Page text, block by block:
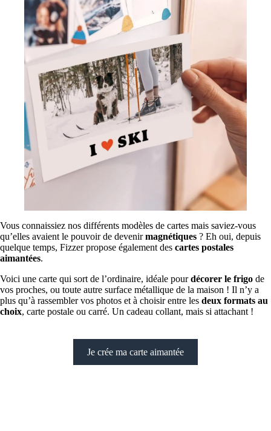
Vous connaissiez nos différents modèles de cartes mais saviez-vous
qu’elles avaient le pouvoir de devenirmagnétiques ? Eh oui, depuis
quelque temps, Fizzer propose également des cartes postales
aimantées.
Voici une carte qui sort de l’ordinaire, idéale pourdécorer le frigo de
vos proches, ou toute autre surface métallique de la maison ! Il n’y a
plus qu’à rassembler vos photos et à choisir entre les deux formats au
choix, carte postale ou carré. Un cadeau collant, mais si attachant !
Je crée ma carte aimantée